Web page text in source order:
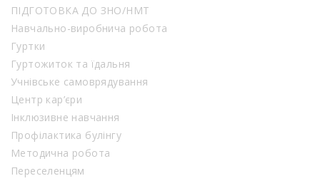
ПІДГОТОВКА ДО ЗНО/НМТ
Навчально-виробнича робота
Гуртки
Гуртожиток та їдальня
Учнівське самоврядування
Центр кар’єри
Інклюзивне навчання
Профілактика булінгу
Методична робота
Переселенцям